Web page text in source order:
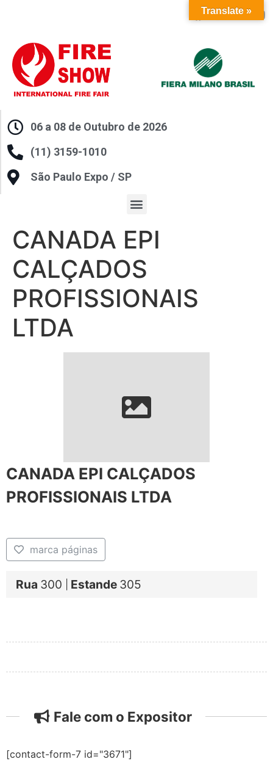
06 a 08 de Outubro de 2026
(11) 3159-1010
São Paulo Expo / SP
CANADA EPI
CALÇADOS
PROFISSIONAIS
LTDA
CANADA EPI CALÇADOS
PROFISSIONAIS LTDA
marca páginas
Rua 300 Estande 305
Fale com o Expositor
[contact-form-7 id="3671"]
Translate »